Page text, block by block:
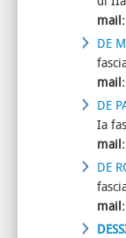
mail:
DE
mail:
DE
Ia
mail:
DE
mail: